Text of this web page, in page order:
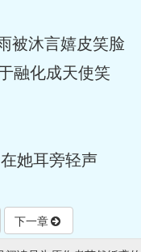
被沐言嬉皮笑脸
融化成天使笑
她耳旁轻声
下一章